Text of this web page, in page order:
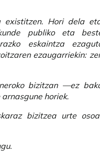
Hori dela
publiko eta
eskaintza
ezaugarriekin:
bizitzan —ez
horiek.
bizitzea urte
.